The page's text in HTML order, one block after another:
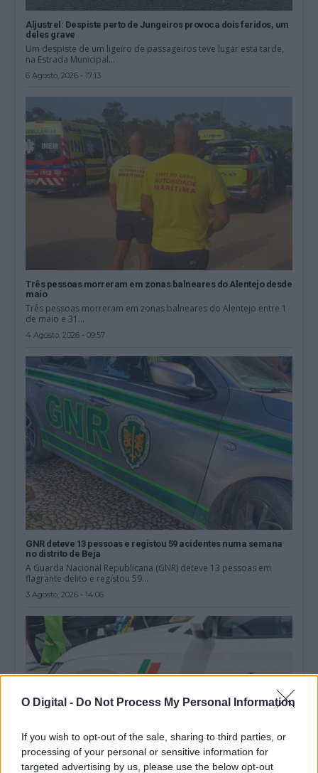
O Digital - Do Not Process My Personal Information
If you wish to opt-out of the sale, sharing to third parties, or
processing of your personal or sensitive information for
targeted advertising by us, please use the below opt-out
Aljustrel: Despiste perto de Jungeiros provoca dois feridos, um
deles grave
Um despiste de um ligeiro de passageiros teve lugar esta tarde,
na Estrada Municipal...
6 Agosto, 2026 - 17:13
Três pessoas morreram em zonas balneares do Alentejo desde
maio
Três pessoas morreram em zonas balneares do Alentejo entre 1
de maio e 31...
4 Agosto, 2026 - 09:57
GNR deteve 13 pessoas e registou 59 acidentes numa semana
no distrito de Beja
A Guarda Nacional Republicana (GNR) deteve 13 pessoas em
flagrante delito e registou 59...
3 Agosto, 2026 - 14:06